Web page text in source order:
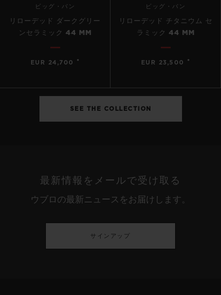
ビッグ・バン
リローデッド ダークグリー
ンセラミック 44 MM
EUR 24,700 •
ビッグ・バン
リローデッド チタニウム セ
ラミック 44 MM
EUR 23,500 •
SEE THE COLLECTION
最新情報をメールで受け取る
ウブロの最新ニュースをお届けします。
サインアップ